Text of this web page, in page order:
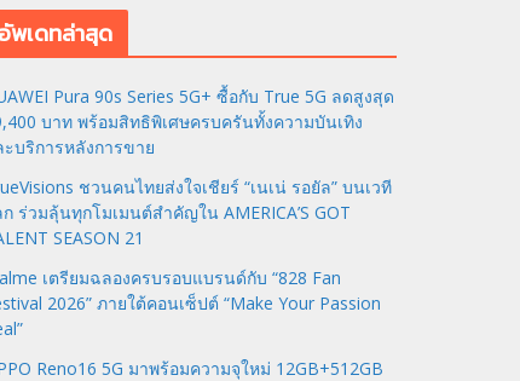
อัพเดทล่าสุด
Pura 90s Series 5G+ ซื้อกับ True 5G ลดสูงสุด
บาท พร้อมสิทธิพิเศษครบครันทั้งความบันเทิง
ะบริการหลังการขาย
ชวนคนไทยส่งใจเชียร์ “เนเน่ รอยัล” บนเวที
ร่วมลุ้นทุกโมเมนต์สำคัญใน AMERICA’S GOT
SEASON 21
เตรียมฉลองครบรอบแบรนด์กับ “828 Fan
2026” ภายใต้คอนเซ็ปต์ “Make Your Passion
Reno16 5G มาพร้อมความจุใหม่ 12GB+512GB